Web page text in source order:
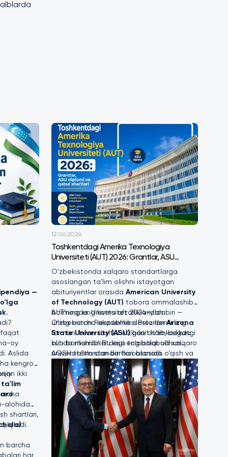
—
faqat
oy
Aslida
kengroq
ikki
alohida
shartlari,
qiladi.
barcha
12.06.2026
Toshkentdagi Amerika Texnologiya
Universiteti (AUT) 2026: Grantlar, ASU
diplomi va qabul shartlari
O‘zbekistonda xalqaro standartlarga
asoslangan ta’lim olishni istayotgan
abituriyentlar orasida American University
of Technology (AUT) tobora ommalashib
bormoqda. Universitet 2024-yilda
O‘zbekiston Respublikasi Prezidentining
farmoni bilan tashkil etilgan bo‘lib, bugungi
kunda mamlakatdagi eng istiqbolli xalqaro
universitetlardan biri hisoblanadi.
AUT’ning eng katta afzalliklaridan biri —
uning barcha akademik dasturlariArizona
State University (ASU) bilan hamkorlikda
olib borilishidir. Bu esa talabalar uchun
AQSH ta’lim standartlari asosida o‘qish va
xalqaro darajadagi diplom olish
imkoniyatini yaratadi.